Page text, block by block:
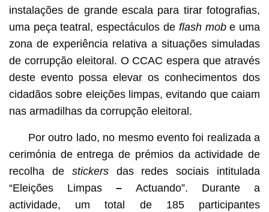
instalações de grande escala para tirar fotografias,
uma peça teatral, espectáculos de flash mobe uma
zona de experiência relativa a situações simuladas
de corrupção eleitoral. O CCAC espera que através
deste evento possa elevar os conhecimentos dos
cidadãos sobre eleições limpas, evitando que caiam
nas armadilhas da corrupção eleitoral.
Por outro lado, no mesmo evento foi realizada a
cerimónia de entrega de prémios da actividade de
recolha de stickersdas redes sociais intitulada
“Eleições Limpas–Actuando”. Durante a
actividade, um total de 185 participantes